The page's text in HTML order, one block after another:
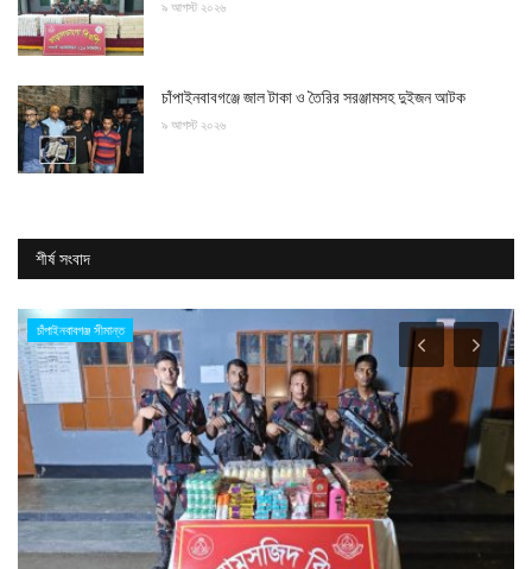
৯ আগস্ট ২০২৬
চাঁপাইনবাবগঞ্জে জাল টাকা ও তৈরির সরঞ্জামসহ দুইজন আটক
৯ আগস্ট ২০২৬
শীর্ষ সংবাদ
চাঁপাইনবাবগঞ্জ সীমান্ত